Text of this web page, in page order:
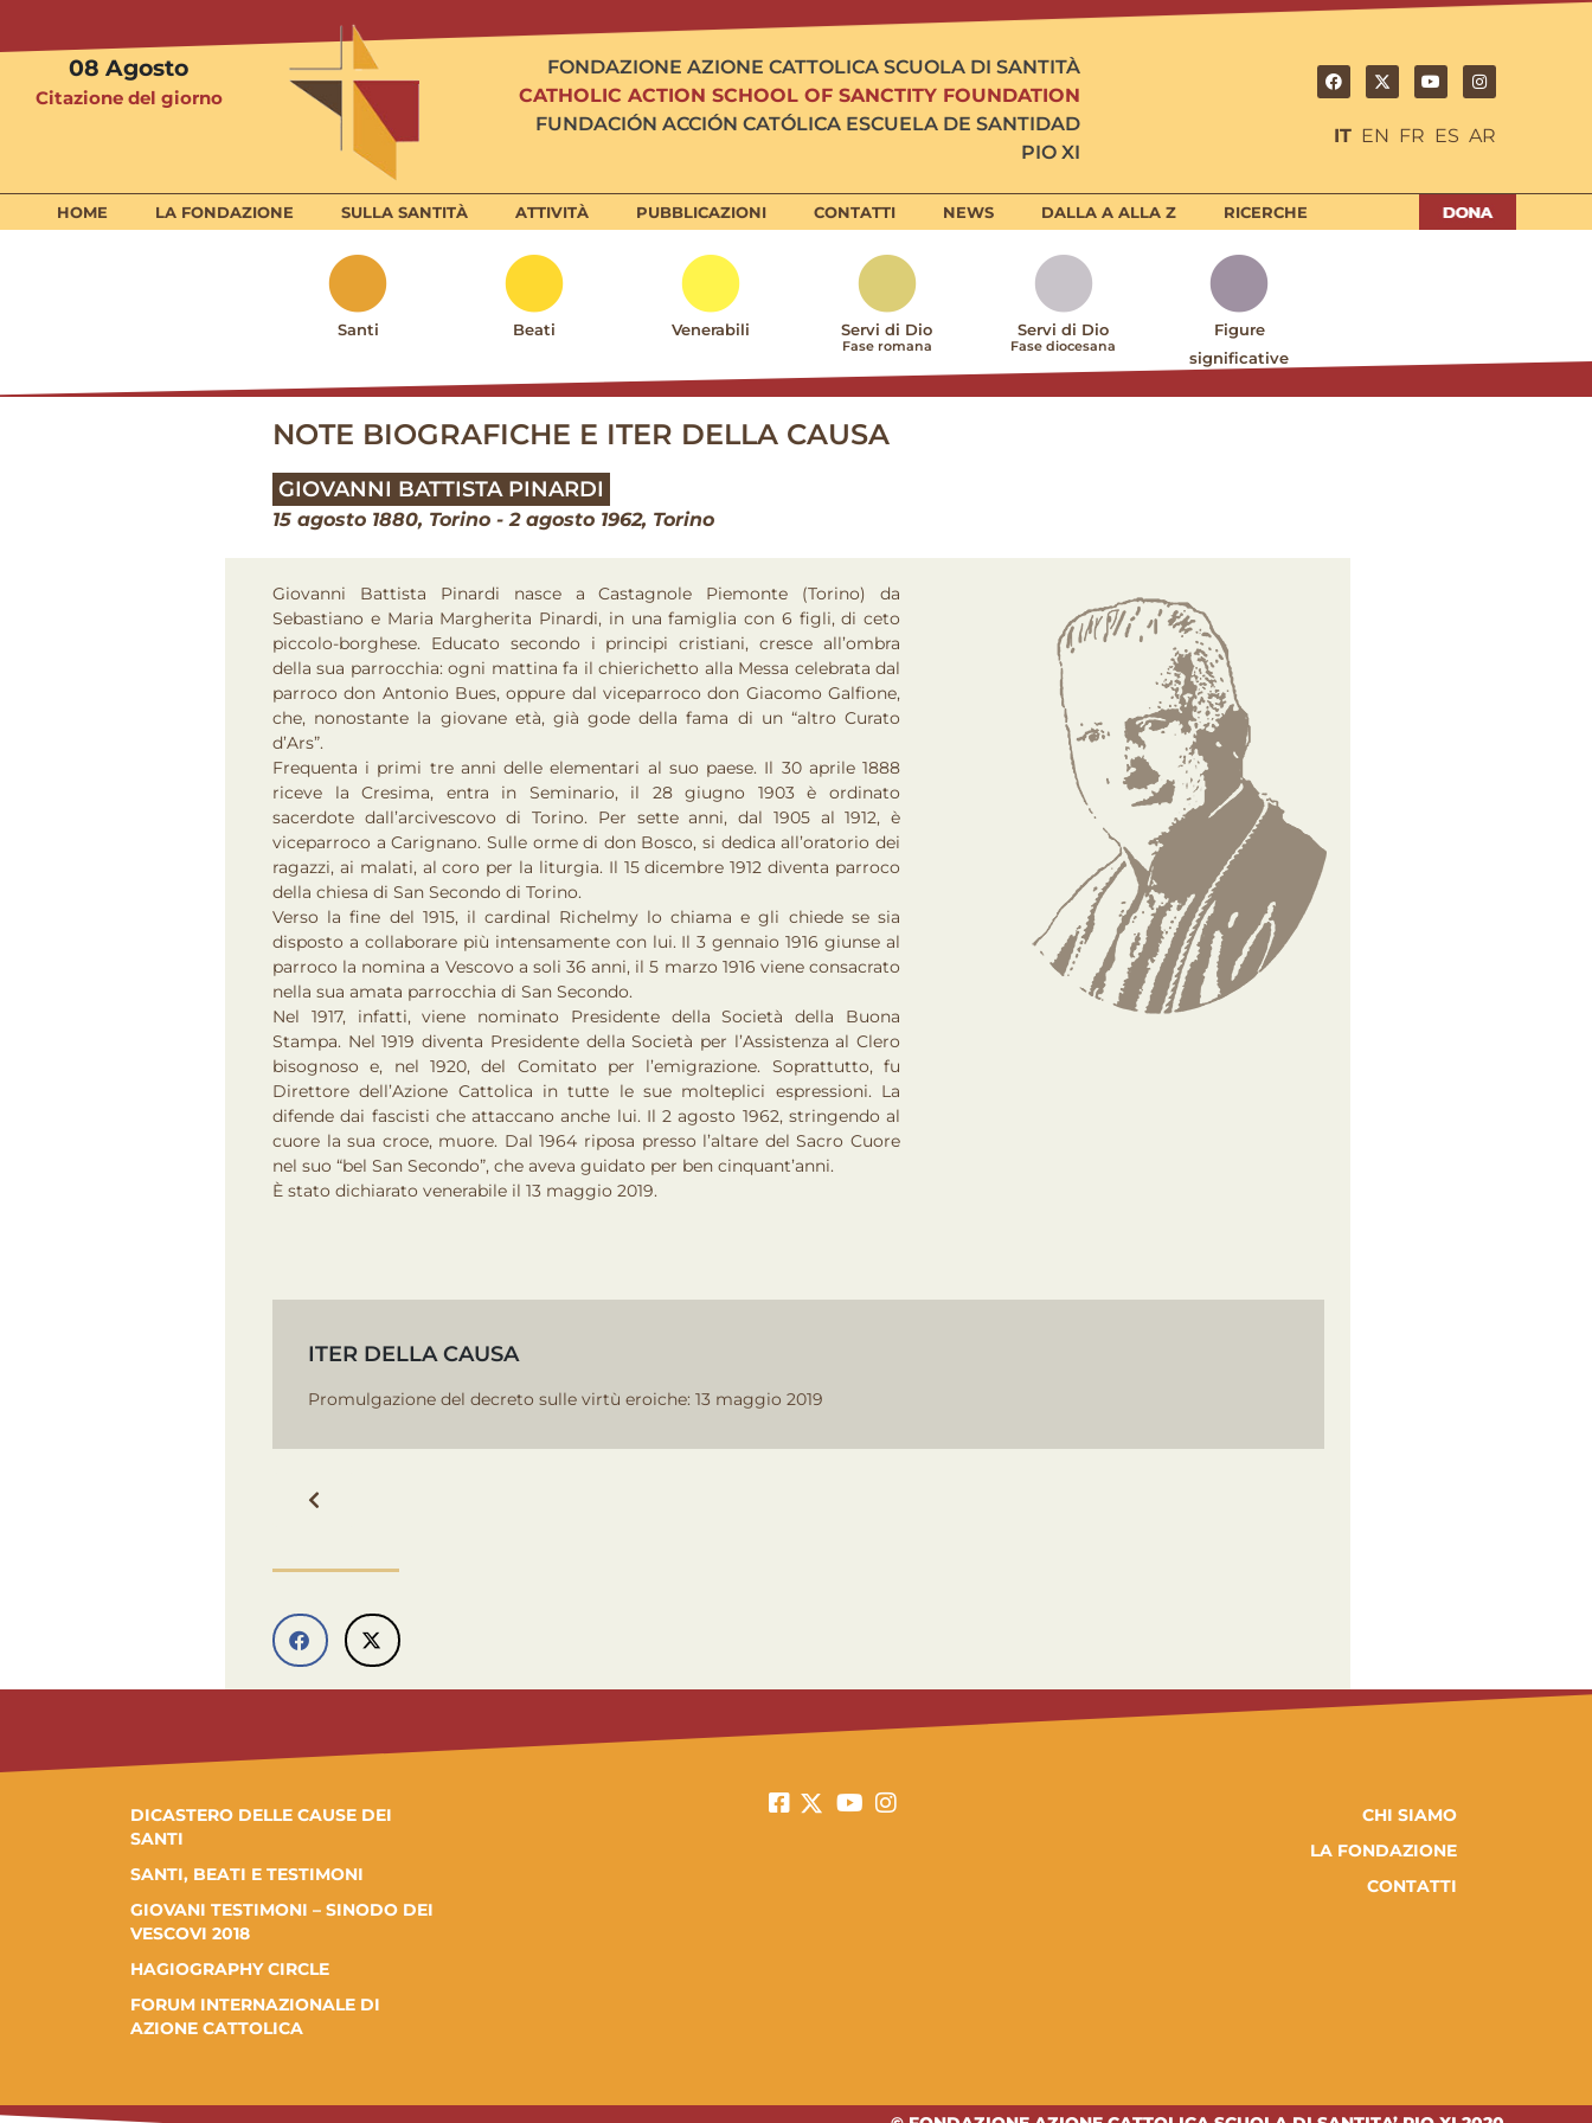
08 Agosto
Citazione del giorno
FONDAZIONE AZIONE CATTOLICA SCUOLA DI SANTITÀ
CATHOLIC ACTION SCHOOL OF SANCTITY FOUNDATION
FUNDACIÓN ACCIÓN CATÓLICA ESCUELA DE SANTIDAD
PIO XI
IT EN FR ES AR
HOME LA FONDAZIONE SULLA SANTITÀ ATTIVITÀ PUBBLICAZIONI CONTATTI NEWS DALLA A ALLA Z RICERCHE
Santi Beati Venerabili Servi di Dio
Fase romana
Servi di Dio
Fase diocesana
Figure
significative
NOTE BIOGRAFICHE E ITER DELLA CAUSA
GIOVANNI BATTISTA PINARDI
15 agosto 1880, Torino - 2 agosto 1962, Torino
Giovanni Battista Pinardi nasce a Castagnole Piemonte (Torino) da
Sebastiano e Maria Margherita Pinardi, in una famiglia con 6 figli, di ceto
piccolo-borghese. Educato secondo i principi cristiani, cresce all’ombra
della sua parrocchia: ogni mattina fa il chierichetto alla Messa celebrata dal
parroco don Antonio Bues, oppure dal viceparroco don Giacomo Galfione,
che, nonostante la giovane età, già gode della fama di un “altro Curato
d’Ars”.
Frequenta i primi tre anni delle elementari al suo paese. Il 30 aprile 1888
riceve la Cresima, entra in Seminario, il 28 giugno 1903 è ordinato
sacerdote dall’arcivescovo di Torino. Per sette anni, dal 1905 al 1912, è
viceparroco a Carignano. Sulle orme di don Bosco, si dedica all’oratorio dei
ragazzi, ai malati, al coro per la liturgia. Il 15 dicembre 1912 diventa parroco
della chiesa di San Secondo di Torino.
Verso la fine del 1915, il cardinal Richelmy lo chiama e gli chiede se sia
disposto a collaborare più intensamente con lui. Il 3 gennaio 1916 giunse al
parroco la nomina a Vescovo a soli 36 anni, il 5 marzo 1916 viene consacrato
nella sua amata parrocchia di San Secondo.
Nel 1917, infatti, viene nominato Presidente della Società della Buona
Stampa. Nel 1919 diventa Presidente della Società per l’Assistenza al Clero
bisognoso e, nel 1920, del Comitato per l’emigrazione. Soprattutto, fu
Direttore dell’Azione Cattolica in tutte le sue molteplici espressioni. La
difende dai fascisti che attaccano anche lui. Il 2 agosto 1962, stringendo al
cuore la sua croce, muore. Dal 1964 riposa presso l’altare del Sacro Cuore
nel suo “bel San Secondo”, che aveva guidato per ben cinquant’anni.
È stato dichiarato venerabile il 13 maggio 2019.
ITER DELLA CAUSA
Promulgazione del decreto sulle virtù eroiche: 13 maggio 2019
DICASTERO DELLE CAUSE DEI
SANTI
SANTI, BEATI E TESTIMONI
GIOVANI TESTIMONI – SINODO DEI
VESCOVI 2018
HAGIOGRAPHY CIRCLE
FORUM INTERNAZIONALE DI
AZIONE CATTOLICA
CHI SIAMO
LA FONDAZIONE
CONTATTI